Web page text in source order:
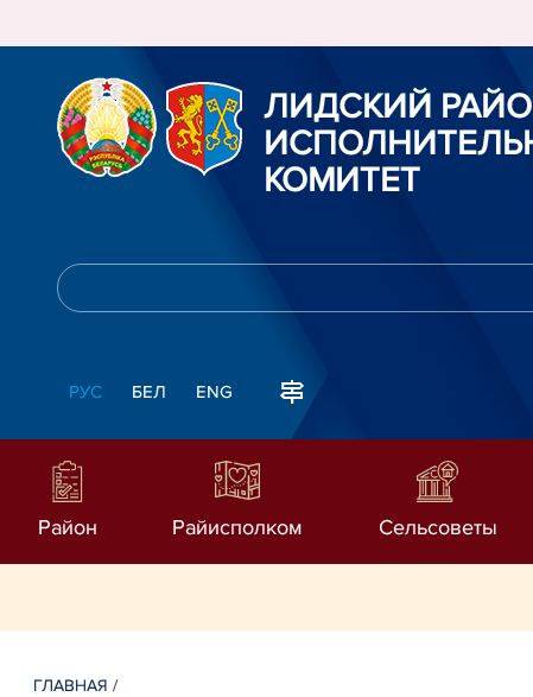
ЛИДСКИЙ
КОМИТЕТ
РУС БЕЛ ENG
Район Райисполком Сельсоветы
ГЛАВНАЯ /